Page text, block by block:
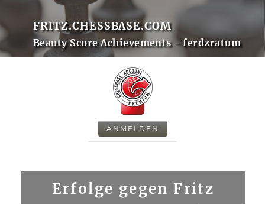
FRITZ.CHESSBASE.COM
Beauty Score Achievements - ferdzratum
ANMELDEN
Erfolge gegen Fritz